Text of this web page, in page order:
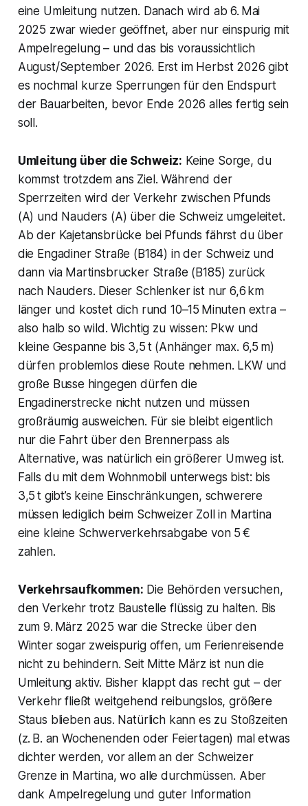
eine Umleitung nutzen. Danach wird ab 6. Mai
2025 zwar wieder geöffnet, aber nur einspurig mit
Ampelregelung – und das bis voraussichtlich
August/September 2026. Erst im Herbst 2026 gibt
es nochmal kurze Sperrungen für den Endspurt
der Bauarbeiten, bevor Ende 2026 alles fertig sein
soll.
Umleitung über die Schweiz: Keine Sorge, du
kommst trotzdem ans Ziel. Während der
Sperrzeiten wird der Verkehr zwischen Pfunds
(A) und Nauders (A) über die Schweiz umgeleitet.
Ab der Kajetansbrücke bei Pfunds fährst du über
die Engadiner Straße (B184) in der Schweiz und
dann via Martinsbrucker Straße (B185) zurück
nach Nauders. Dieser Schlenker ist nur 6,6 km
länger und kostet dich rund 10–15 Minuten extra –
also halb so wild. Wichtig zu wissen: Pkw und
kleine Gespanne bis 3,5 t (Anhänger max. 6,5 m)
dürfen problemlos diese Route nehmen. LKW und
große Busse hingegen dürfen die
Engadinerstrecke nicht nutzen und müssen
großräumig ausweichen. Für sie bleibt eigentlich
nur die Fahrt über den Brennerpass als
Alternative, was natürlich ein größerer Umweg ist.
Falls du mit dem Wohnmobil unterwegs bist: bis
3,5 t gibt’s keine Einschränkungen, schwerere
müssen lediglich beim Schweizer Zoll in Martina
eine kleine Schwerverkehrsabgabe von 5 €
zahlen.
Verkehrsaufkommen: Die Behörden versuchen,
den Verkehr trotz Baustelle flüssig zu halten. Bis
zum 9. März 2025 war die Strecke über den
Winter sogar zweispurig offen, um Ferienreisende
nicht zu behindern. Seit Mitte März ist nun die
Umleitung aktiv. Bisher klappt das recht gut – der
Verkehr fließt weitgehend reibungslos, größere
Staus blieben aus. Natürlich kann es zu Stoßzeiten
(z. B. an Wochenenden oder Feiertagen) mal etwas
dichter werden, vor allem an der Schweizer
Grenze in Martina, wo alle durchmüssen. Aber
dank Ampelregelung und guter Information